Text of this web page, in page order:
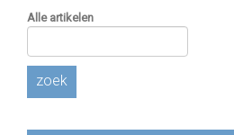
Alle artikelen
zoek